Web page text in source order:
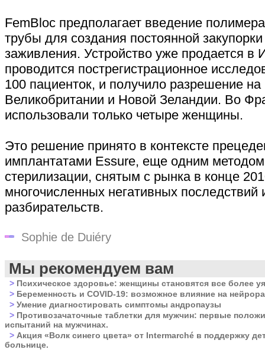
FemBloc предполагает введение
трубы для создания постоянной
заживления. Устройство уже продается в
проводится пострегистрационное
100 пациенток, и получило разрешение на
Великобритании и Новой Зеландии. Во
использовали только четыре женщины.
Это решение принято в контексте
имплантатами Essure, еще одним методом
стерилизации, снятым с рынка в конце
многочисленных негативных последствий
разбирательств.
Sophie de Duiéry
Мы рекомендуем вам
> Психическое здоровье: женщины становятся все более
> Беременность и COVID-19: возможное влияние на
> Умение диагностировать симптомы андропаузы
> Противозачаточные таблетки для мужчин: первые
испытаний на мужчинах.
> Акция «Волк синего цвета» от Intermarché в поддержку
больнице.